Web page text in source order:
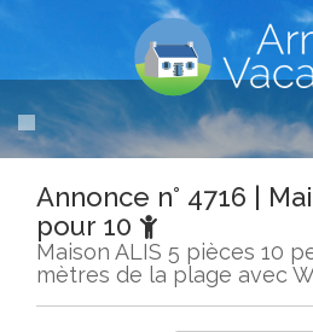
Annonce n° 4716 |
pour 10
Maison ALIS 5 pièces 10
mètres de la plage avec